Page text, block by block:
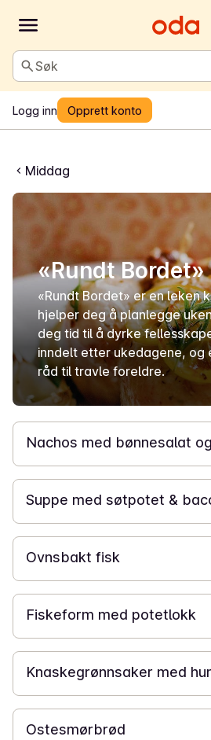
Søk
Logg inn Opprett konto
Middag
«Rundt Bordet»
«Rundt Bordet» er en leken
hjelper deg å planlegge
deg tid til å dyrke
inndelt etter ukedagene, og
råd til travle foreldre.
1 t
Nachos med bønnesalat
1 t
Suppe med søtpotet &
1 t
Ovnsbakt fisk
1 t
Fiskeform med potetlokk
20 min
Knaskegrønnsaker med
30 min
Ostesmørbrød